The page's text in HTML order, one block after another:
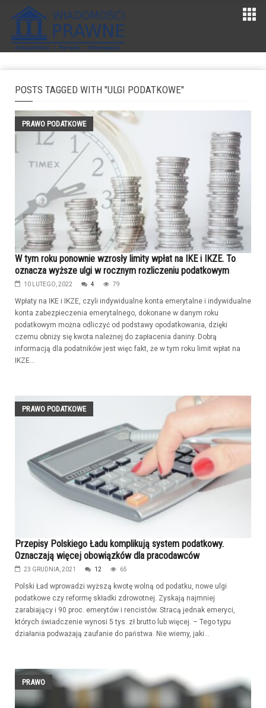
POSTS TAGGED WITH "ULGI PODATKOWE"
PRAWO PODATKOWE
W tym roku ponownie wzrosły limity wpłat na IKE i IKZE. To
oznacza wyższe ulgi w rocznym rozliczeniu podatkowym
10 LUTEGO, 2022 4 79
Wpłaty na IKE i IKZE, czyli indywidualne konta emerytalne i indywidualne
konta zabezpieczenia emerytalnego, dokonane w danym roku
podatkowym można odliczyć od podstawy opodatkowania, dzięki
czemu obniży się kwota należnej do zapłacenia daniny. Dobrą
informacją dla podatników jest więc fakt, że w tym roku limit wpłat na
IKZE...
PRAWO PODATKOWE
Przepisy Polskiego Ładu komplikują system podatkowy.
Oznaczają więcej obowiązków dla pracodawców
23 GRUDNIA, 2021 12 65
Polski Ład wprowadzi wyższą kwotę wolną od podatku, nowe ulgi
podatkowe czy reformę składki zdrowotnej. Zyskają najmniej
zarabiający i 90 proc. emerytów i rencistów. Stracą jednak emeryci,
których świadczenie wynosi 5 tys. zł brutto lub więcej. – Tego typu
działania podważają zaufanie do państwa. Nie wiemy, jaki...
PRAWO